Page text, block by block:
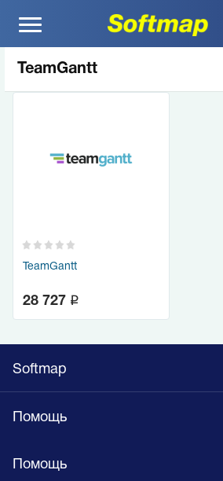
Меню
TeamGantt
TeamGantt
28 727 q
Softmap
Помощь
Помощь